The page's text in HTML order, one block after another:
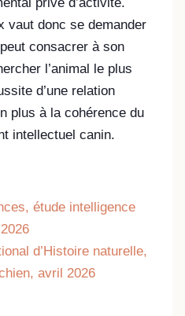
vaut donc se demander
consacrer à son
l’animal le plus
d’une relation
plus à la cohérence du
intellectuel canin.
étude intelligence
d’Histoire naturelle,
avril 2026